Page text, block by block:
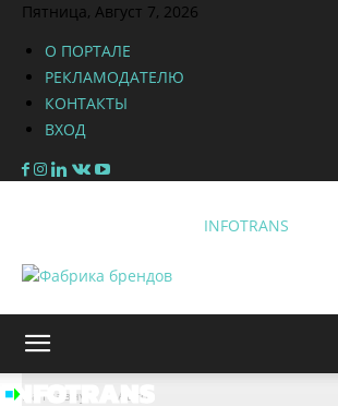
Пятница, Август 7, 2026
О ПОРТАЛЕ
РЕКЛАМОДАТЕЛЮ
КОНТАКТЫ
ВХОД
INFOTRANS
На главную Авто